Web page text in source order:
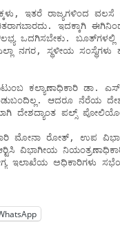
ಇದಕ್ಕಾಗಿ
ಒದಗಿಸಬೇಕು.
ನಗರ, ಸ್ಥಳೀಯ
ಆದರೂ ನೆರೆಯ
ದೇಶದ್ಯಾಂತ ಪಲ್ಸ್ ಪೋಲಿಯೋ
ವಿಭಾಗೀಯ
ಇಲಾಖೆಯ ಅಧಿಕಾರಿಗಳು